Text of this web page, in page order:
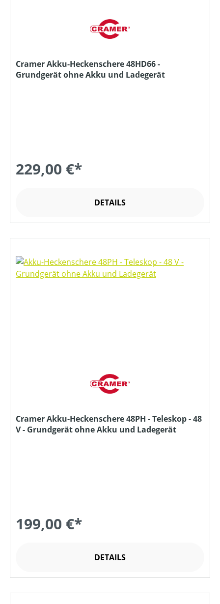
Cramer Akku-Heckenschere 48HD66 -
Grundgerät ohne Akku und Ladegerät
229,00 €*
DETAILS
Cramer Akku-Heckenschere 48PH - Teleskop - 48
V - Grundgerät ohne Akku und Ladegerät
199,00 €*
DETAILS